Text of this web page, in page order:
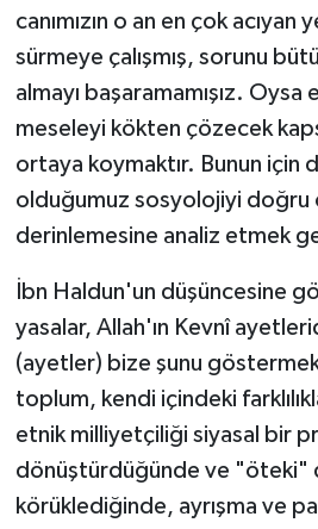
canımızın o an en çok acıyan
sürmeye çalışmış, sorunu
almayı başaramamışız. Oysa
meseleyi kökten çözecek
ortaya koymaktır. Bunun için
olduğumuz sosyolojiyi doğru
derinlemesine analiz etmek
İbn Haldun'un düşüncesine
yasalar, Allah'ın Kevnî
(ayetler) bize şunu
toplum, kendi içindeki
etnik milliyetçiliği siyasal bir
dönüştürdüğünde ve "öteki"
körüklediğinde, ayrışma ve